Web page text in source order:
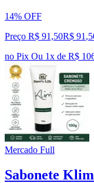
14% OFF
Preço R$ 91,50R$ 91 ,
no Pix Ou 1x de R$
Mercado Full
Sabonete